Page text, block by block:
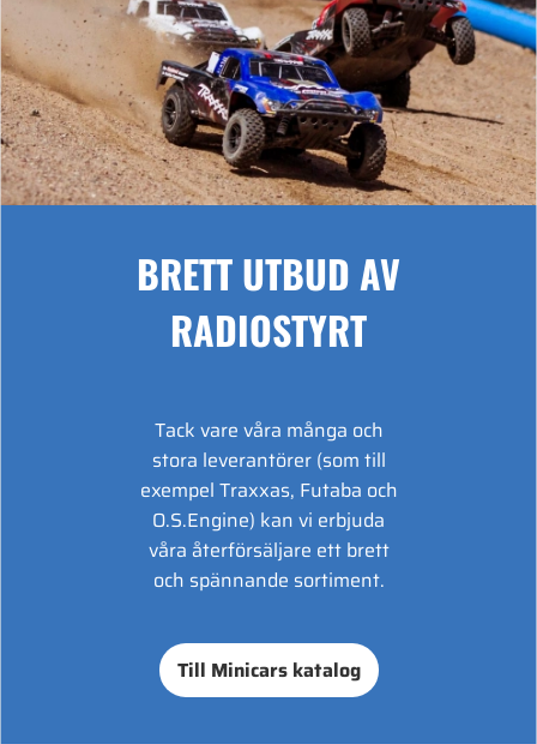
BRETT UTBUD AV
RADIOSTYRT
Tack vare våra många och
stora leverantörer (som till
exempel Traxxas, Futaba och
O.S.Engine) kan vi erbjuda
våra återförsäljare ett brett
och spännande sortiment.
Till Minicars katalog